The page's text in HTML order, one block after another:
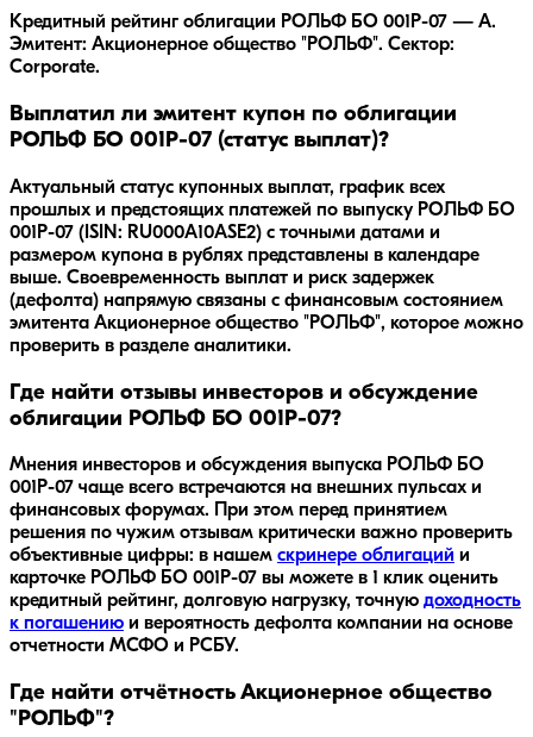
Кредитный рейтинг облигации РОЛЬФ БО 001Р-07 — A.
Эмитент: Акционерное общество "РОЛЬФ". Сектор:
Corporate.
Выплатил ли эмитент купон по облигации
РОЛЬФ БО 001Р-07 (статус выплат)?
Актуальный статус купонных выплат, график всех
прошлых и предстоящих платежей по выпуску РОЛЬФ БО
001Р-07 (ISIN: RU000A10ASE2) с точными датами и
размером купона в рублях представлены в календаре
выше. Своевременность выплат и риск задержек
(дефолта) напрямую связаны с финансовым состоянием
эмитента Акционерное общество "РОЛЬФ", которое можно
проверить в разделе аналитики.
Где найти отзывы инвесторов и обсуждение
облигации РОЛЬФ БО 001Р-07?
Мнения инвесторов и обсуждения выпуска РОЛЬФ БО
001Р-07 чаще всего встречаются на внешних пульсах и
финансовых форумах. При этом перед принятием
решения по чужим отзывам критически важно проверить
объективные цифры: в нашем скринере облигаций и
карточке РОЛЬФ БО 001Р-07 вы можете в 1 клик оценить
кредитный рейтинг, долговую нагрузку, точную доходность
к погашению и вероятность дефолта компании на основе
отчетности МСФО и РСБУ.
Где найти отчётность Акционерное общество
"РОЛЬФ"?